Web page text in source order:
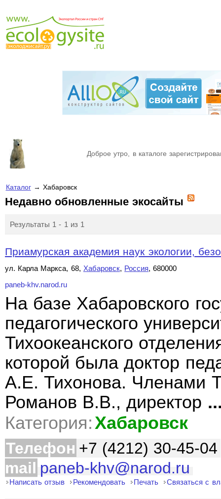
Доброе утро, в каталоге
Каталог→ Хабаровск
Недавно обновленные экосайты
Результаты 1 - 1 из 1
Приамурская академия наук экологии,
ул. Карла Маркса, 68, Хабаровск, Россия, 680000
paneb-khv.narod.ru
На базе Хабаровского
педагогического
Тихоокеанского
которой была доктор
А.Е. Тихонова. Членами
Романов В.В., директор
Категория:Хабаровск
Телефон +7 (4212) 30-45-04
mail paneb-khv@narod.ru
Написать отзыв Рекомендовать Печать Связаться с